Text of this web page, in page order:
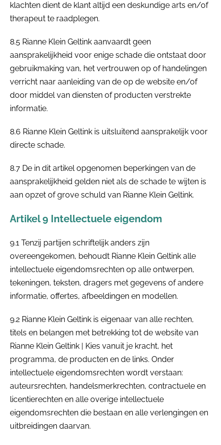
klachten dient de klant altijd een deskundige arts en/of
therapeut te raadplegen.
8.5 Rianne Klein Geltink aanvaardt geen
aansprakelijkheid voor enige schade die ontstaat door
gebruikmaking van, het vertrouwen op of handelingen
verricht naar aanleiding van de op de website en/of
door middel van diensten of producten verstrekte
informatie.
8.6 Rianne Klein Geltink is uitsluitend aansprakelijk voor
directe schade.
8.7 De in dit artikel opgenomen beperkingen van de
aansprakelijkheid gelden niet als de schade te wijten is
aan opzet of grove schuld van Rianne Klein Geltink.
Artikel 9 Intellectuele eigendom
9.1 Tenzij partijen schriftelijk anders zijn
overeengekomen, behoudt Rianne Klein Geltink alle
intellectuele eigendomsrechten op alle ontwerpen,
tekeningen, teksten, dragers met gegevens of andere
informatie, offertes, afbeeldingen en modellen.
9.2 Rianne Klein Geltink is eigenaar van alle rechten,
titels en belangen met betrekking tot de website van
Rianne Klein Geltink | Kies vanuit je kracht, het
programma, de producten en de links. Onder
intellectuele eigendomsrechten wordt verstaan:
auteursrechten, handelsmerkrechten, contractuele en
licentierechten en alle overige intellectuele
eigendomsrechten die bestaan en alle verlengingen en
uitbreidingen daarvan.